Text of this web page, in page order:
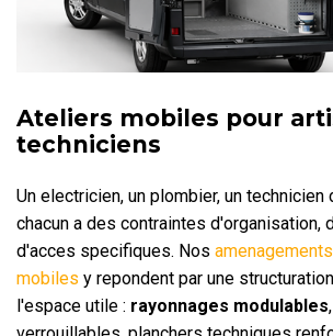
Ateliers mobiles pour
techniciens
Un electricien, un plombier, un technicien
chacun a des contraintes d'organisation,
d'acces specifiques. Nos
mobiles y repondent par une
l'espace utile : rayonnages modulables